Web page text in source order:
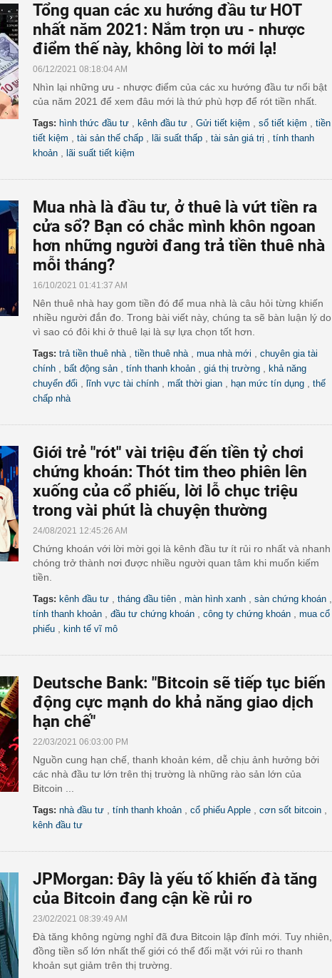
Tổng quan các xu hướng đầu tư HOT
nhất năm 2021: Nắm trọn ưu - nhược
điểm thế này, không lời to mới lạ!
06/12/2021 08:18:04 AM
Nhìn lại những ưu - nhược điểm của các xu hướng đầu tư nổi bật
của năm 2021 để xem đâu mới là thứ phù hợp để rót tiền nhất.
Tags: hình thức đầu tư kênh đầu tư Gửi tiết kiệm sổ tiết kiệm
tiền
tiết kiệm
tài sản thế chấp lãi suất thấp tài sản giá trị
tính thanh
khoản
lãi suất tiết kiệm
Mua nhà là đầu tư, ở thuê là vứt tiền ra
cửa sổ? Bạn có chắc mình khôn ngoan
hơn những người đang trả tiền thuê nhà
mỗi tháng?
16/10/2021 01:41:37 AM
Nên thuê nhà hay gom tiền đó để mua nhà là câu hỏi từng khiến
nhiều người đắn đo. Trong bài viết này, chúng ta sẽ bàn luận lý do
vì sao có đôi khi ở thuê lại là sự lựa chọn tốt hơn.
Tags: trả tiền thuê nhà tiền thuê nhà mua nhà mới
chuyên gia tài
chính
bất động sản tính thanh khoản giá thị trường
khả năng
chuyển đổi
lĩnh vực tài chính mất thời gian hạn mức tín dụng
thế
chấp nhà
Giới trẻ "rót" vài triệu đến tiền tỷ chơi
chứng khoán: Thót tim theo phiên lên
xuống của cổ phiếu, lời lỗ chục triệu
trong vài phút là chuyện thường
24/08/2021 12:45:26 AM
Chứng khoán với lời mời gọi là kênh đầu tư ít rủi ro nhất và nhanh
chóng trở thành nơi được nhiều người quan tâm khi muốn kiếm
tiền.
Tags: kênh đầu tư tháng đầu tiên màn hình xanh sàn chứng khoán
tính thanh khoản đầu tư chứng khoán công ty chứng khoán
mua cổ
phiếu
kinh tế vĩ mô
Deutsche Bank: "Bitcoin sẽ tiếp tục biến
động cực mạnh do khả năng giao dịch
hạn chế"
22/03/2021 06:03:00 PM
Nguồn cung hạn chế, thanh khoản kém, dễ chịu ảnh hưởng bởi
các nhà đầu tư lớn trên thị trường là những rào sản lớn của
Bitcoin ...
Tags: nhà đầu tư tính thanh khoản cổ phiếu Apple cơn sốt bitcoin
kênh đầu tư
JPMorgan: Đây là yếu tố khiến đà tăng
của Bitcoin đang cận kề rủi ro
23/02/2021 08:39:49 AM
Đà tăng không ngừng nghỉ đã đưa Bitcoin lập đỉnh mới. Tuy nhiên,
đồng tiền số lớn nhất thế giới có thể đối mặt với rủi ro thanh
khoản sụt giảm trên thị trường.